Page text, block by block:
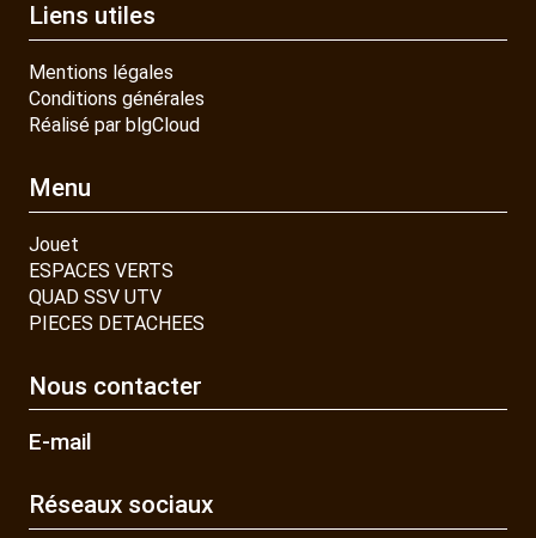
Liens utiles
Mentions légales
Conditions générales
Réalisé par blgCloud
Menu
Jouet
ESPACES VERTS
QUAD SSV UTV
PIECES DETACHEES
Nous contacter
E-mail
Réseaux sociaux